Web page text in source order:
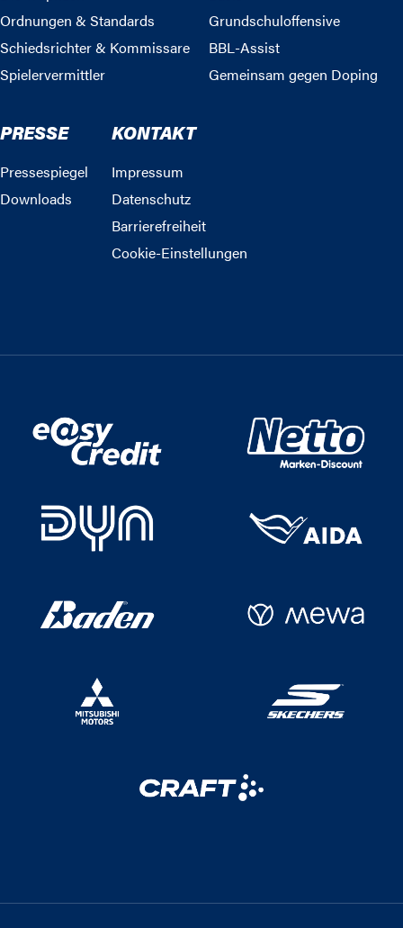
Ordnungen & Standards
Schiedsrichter & Kommissare
Spielervermittler
Grundschuloffensive
BBL-Assist
Gemeinsam gegen Doping
PRESSE
Pressespiegel
Downloads
KONTAKT
Impressum
Datenschutz
Barrierefreiheit
Cookie-Einstellungen